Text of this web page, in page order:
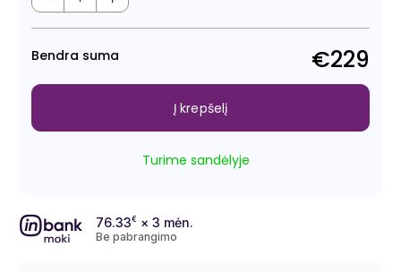
− +
Bendra suma €229
Turime sandėlyje
Į krepšelį
76.33€ × 3 mėn.
Be pabrangimo